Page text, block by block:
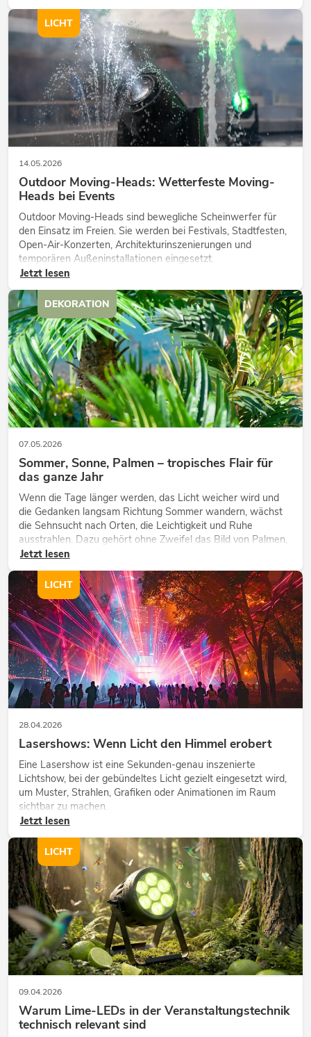
14.05.2026
Outdoor Moving-Heads: Wetterfeste Moving-
Heads bei Events
Outdoor Moving-Heads sind bewegliche Scheinwerfer für
den Einsatz im Freien. Sie werden bei Festivals, Stadtfesten,
Open-Air-Konzerten, Architekturinszenierungen und
temporären Außeninstallationen eingesetzt.
Jetzt lesen
LICHT
07.05.2026
Sommer, Sonne, Palmen – tropisches Flair für
das ganze Jahr
Wenn die Tage länger werden, das Licht weicher wird und
die Gedanken langsam Richtung Sommer wandern, wächst
die Sehnsucht nach Orten, die Leichtigkeit und Ruhe
ausstrahlen. Dazu gehört ohne Zweifel das Bild von Palmen,
die sich sanft im warmen Wind bewegen, begleitet von Licht,
Jetzt lesen
DEKORATION
28.04.2026
Lasershows: Wenn Licht den Himmel erobert
Eine Lasershow ist eine Sekunden-genau inszenierte
Lichtshow, bei der gebündeltes Licht gezielt eingesetzt wird,
um Muster, Strahlen, Grafiken oder Animationen im Raum
sichtbar zu machen.
Jetzt lesen
LICHT
09.04.2026
Warum Lime-LEDs in der Veranstaltungstechnik
technisch relevant sind
LICHT